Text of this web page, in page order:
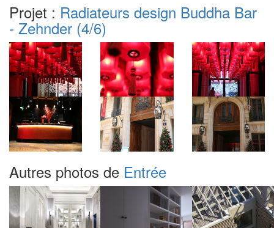
Projet : Radiateurs design Buddha Bar
- Zehnder (4/6)
Autres photos de Entrée